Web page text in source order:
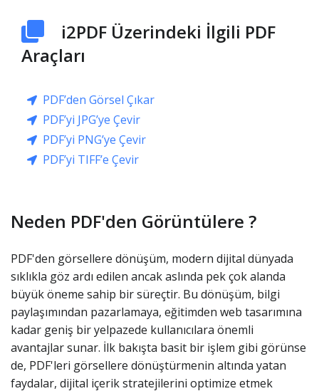
i2PDF Üzerindeki İlgili PDF
Araçları
PDF’den Görsel Çıkar
PDF’yi JPG’ye Çevir
PDF’yi PNG’ye Çevir
PDF’yi TIFF’e Çevir
Neden PDF'den Görüntülere ?
PDF'den görsellere dönüşüm, modern dijital dünyada
sıklıkla göz ardı edilen ancak aslında pek çok alanda
büyük öneme sahip bir süreçtir. Bu dönüşüm, bilgi
paylaşımından pazarlamaya, eğitimden web tasarımına
kadar geniş bir yelpazede kullanıcılara önemli
avantajlar sunar. İlk bakışta basit bir işlem gibi görünse
de, PDF'leri görsellere dönüştürmenin altında yatan
faydalar, dijital içerik stratejilerini optimize etmek